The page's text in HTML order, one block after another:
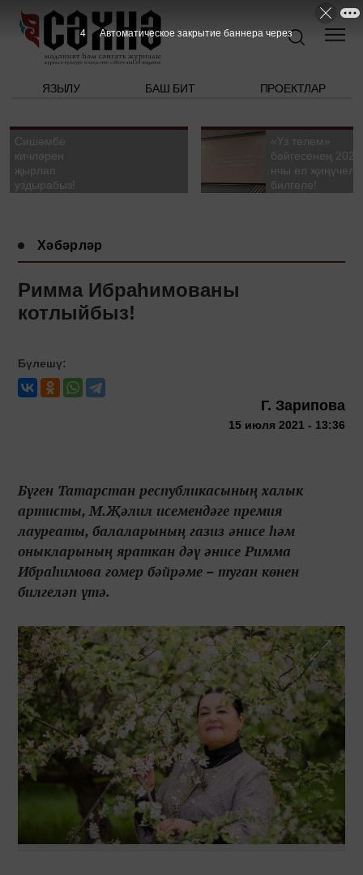
ЯЗЫЛУ БАШ БИТ ПРОЕКТЛАР
Сишәмбе
кичләрен
җырлап
уздырабыз!
«Үз телем»
бәйгесенең 2026
нчы ел
билгеле!
Хәбәрләр
Римма Ибраһимованы
котлыйбыз!
Бүлешү:
Г. Зарипова
15 июля 2021 - 13:36
Бүген Татарстан республикасының халык
артисты, М.Җәлил исемендәге премия
лауреаты, балаларының газиз әнисе һәм
оныкларының яраткан дәү әнисе Римма
Ибраһимова гомер бәйрәме – туган көнен
билгеләп үтә.
3 Автоматическое закрытие баннера через